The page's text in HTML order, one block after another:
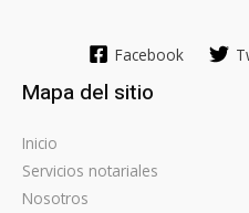
Facebook
Mapa del sitio
Inicio
Servicios notariales
Nosotros